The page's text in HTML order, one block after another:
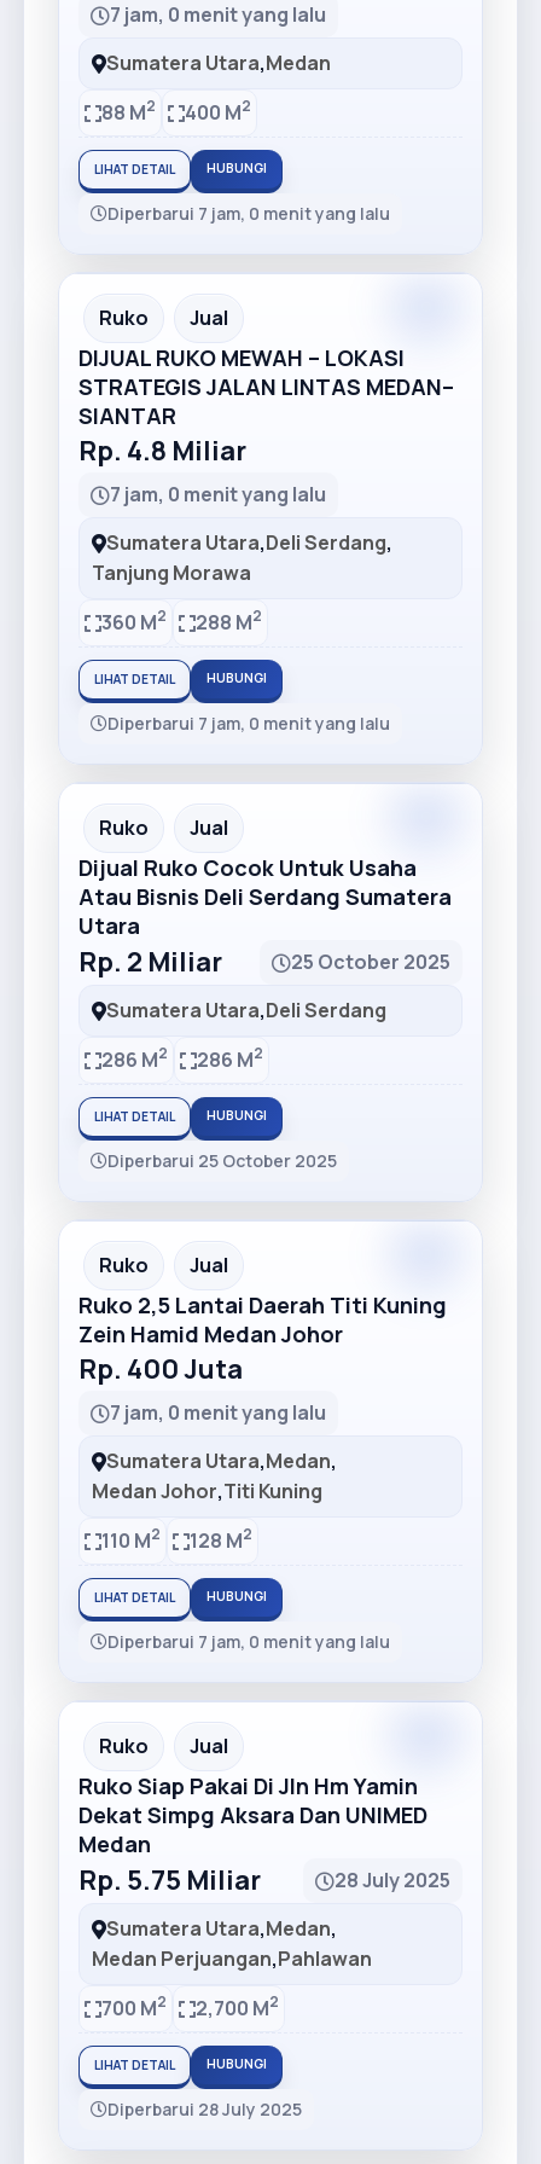
7 jam, 0 menit yang lalu
Sumatera Utara,Medan
88 M2 400 M2
LIHAT DETAIL HUBUNGI
Diperbarui 7 jam, 0 menit yang lalu
Recommended
Ruko Jual
DIJUAL RUKO MEWAH – LOKASI
STRATEGIS JALAN LINTAS MEDAN–
SIANTAR
Rp. 4.8 Miliar
7 jam, 0 menit yang lalu
Sumatera Utara,Deli Serdang,
Tanjung Morawa
360 M2 288 M2
LIHAT DETAIL HUBUNGI
Diperbarui 7 jam, 0 menit yang lalu
Recommended
Ruko Jual
Dijual Ruko Cocok Untuk Usaha
Atau Bisnis Deli Serdang Sumatera
Utara
Rp. 2 Miliar
25 October 2025
Sumatera Utara,Deli Serdang
286 M2 286 M2
LIHAT DETAIL HUBUNGI
Diperbarui 25 October 2025
Recommended
Ruko Jual
Ruko 2,5 Lantai Daerah Titi Kuning
Zein Hamid Medan Johor
Rp. 400 Juta
7 jam, 0 menit yang lalu
Sumatera Utara,Medan,
Medan Johor,Titi Kuning
110 M2 128 M2
LIHAT DETAIL HUBUNGI
Diperbarui 7 jam, 0 menit yang lalu
Recommended
Ruko Jual
Ruko Siap Pakai Di Jln Hm Yamin
Dekat Simpg Aksara Dan UNIMED
Medan
Rp. 5.75 Miliar
28 July 2025
Sumatera Utara,Medan,
Medan Perjuangan,Pahlawan
700 M2 2,700 M2
LIHAT DETAIL HUBUNGI
Diperbarui 28 July 2025